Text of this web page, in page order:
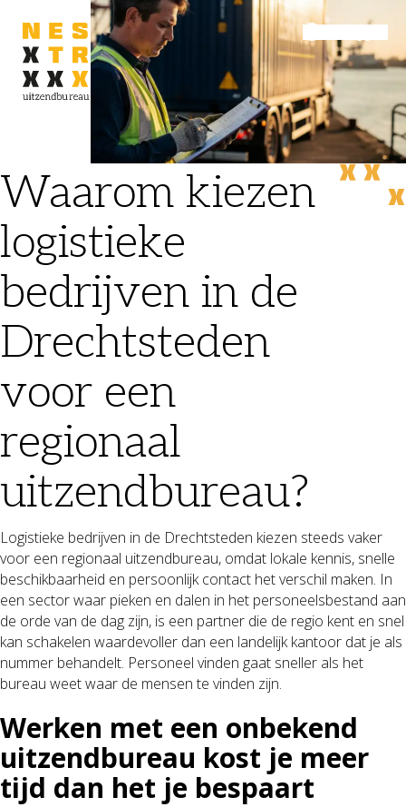
Waarom kiezen
logistieke
bedrijven in de
Drechtsteden
voor een
regionaal
uitzendbureau?
Logistieke bedrijven in de Drechtsteden kiezen steeds vaker
voor een regionaal uitzendbureau, omdat lokale kennis, snelle
beschikbaarheid en persoonlijk contact het verschil maken. In
een sector waar pieken en dalen in het personeelsbestand aan
de orde van de dag zijn, is een partner die de regio kent en snel
kan schakelen waardevoller dan een landelijk kantoor dat je als
nummer behandelt. Personeel vinden gaat sneller als het
bureau weet waar de mensen te vinden zijn.
Werken met een onbekend
uitzendbureau kost je meer
tijd dan het je bespaart